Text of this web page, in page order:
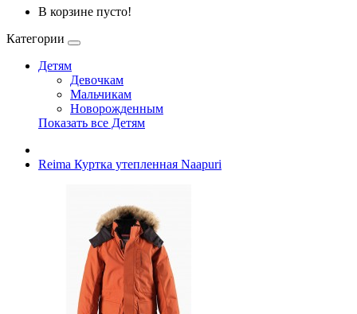
В корзине пусто!
Категории
Детям
Девочкам
Мальчикам
Новорожденным
Показать все Детям
Reima Куртка утепленная Naapuri